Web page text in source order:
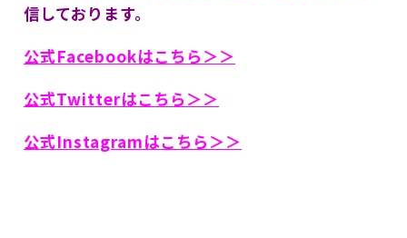
信しております。
公式Facebookはこちら＞＞
公式Twitterはこちら＞＞
公式Instagramはこちら＞＞